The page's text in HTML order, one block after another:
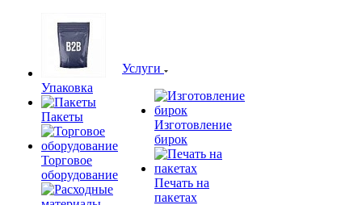
Упаковка
Пакеты
Торговое
оборудование
Услуги
Изготовление
бирок
Печать на
пакетах